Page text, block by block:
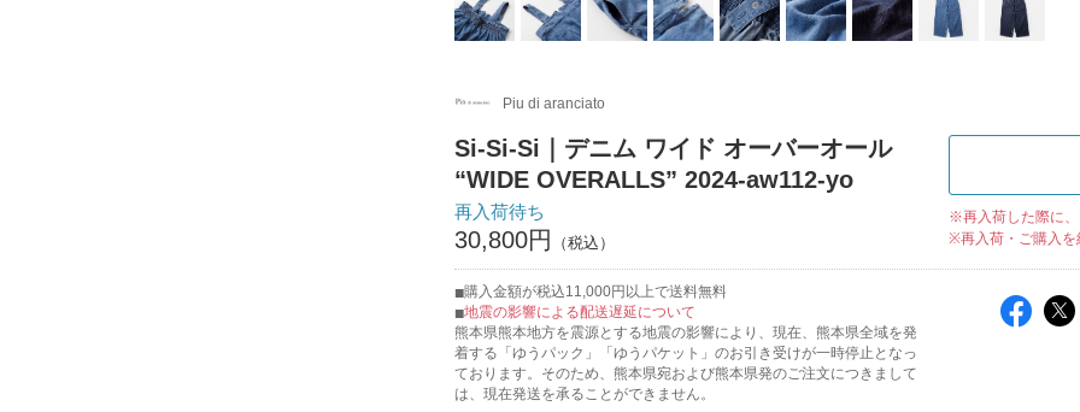
Piu di aranciato
Si-Si-Si｜デニム ワイド オーバーオール
“WIDE OVERALLS” 2024-aw112-yo
再入荷待ち
30,800円
※再入荷した際に、
※再入荷・ご購入を
購入金額が税込11,000円以上で送料無料
地震の影響による配送遅延について
熊本県熊本地方を震源とする地震の影響により、現在、熊本県全域を発
着する「ゆうパック」「ゆうパケット」のお引き受けが一時停止となっ
ております。そのため、熊本県宛および熊本県発のご注文につきまして
は、現在発送を承ることができません。